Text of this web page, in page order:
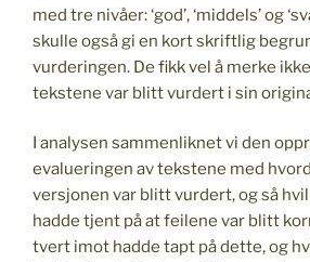
med tre nivåer: ‘god’, ‘middels’ og
skulle også gi en kort skriftlig
vurderingen. De fikk vel å merke
tekstene var blitt vurdert i sin
I analysen sammenliknet vi den
evalueringen av tekstene med
versjonen var blitt vurdert, og så
hadde tjent på at feilene var blitt
tvert imot hadde tapt på dette, og